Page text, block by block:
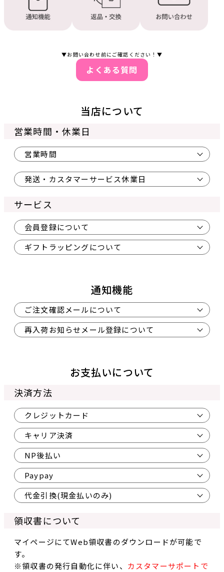
▼お問い合わせ前にご確認ください！▼
よくある質問
当店について
営業時間・休業日
営業時間
発送・カスタマーサービス休業日
サービス
会員登録について
ギフトラッピングについて
通知機能
ご注文確認メールについて
再入荷お知らせメール登録について
お支払いについて
決済方法
クレジットカード
キャリア決済
NP後払い
Paypay
代金引換(現金払いのみ)
領収書について
マイページにてWeb領収書のダウンロードが可能で
す。
※領収書の発行自動化に伴い、 カスタマーサポートで